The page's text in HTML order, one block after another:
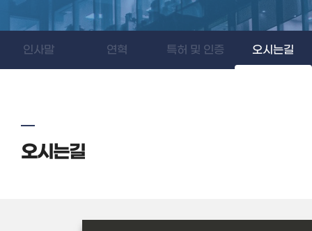
인사말 연혁 특허 및 인증 오시는길
오시는길